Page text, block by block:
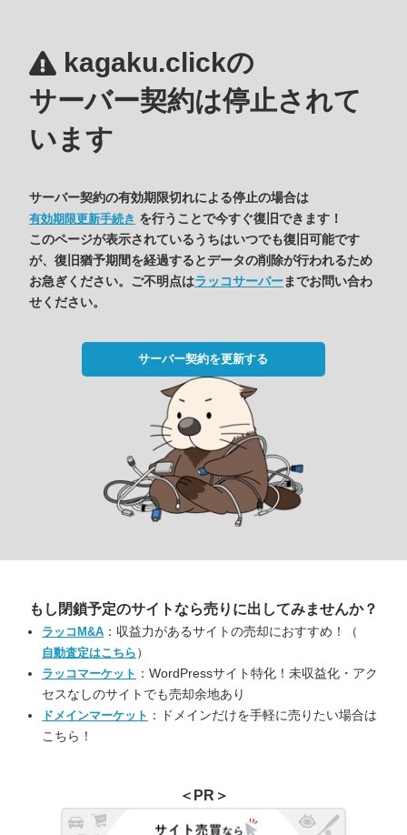
kagaku.clickの
サーバー契約は停止されて
います
サーバー契約の有効期限切れによる停止の場合は
有効期限更新手続き を行うことで今すぐ復旧できます！
このページが表示されているうちはいつでも復旧可能です
が、復旧猶予期間を経過するとデータの削除が行われるため
お急ぎください。ご不明点はラッコサーバーまでお問い合わ
せください。
サーバー契約を更新する
もし閉鎖予定のサイトなら売りに出してみませんか？
ラッコM&A ：収益力があるサイトの売却におすすめ！（
自動査定はこちら ）
ラッコマーケット ：WordPressサイト特化！未収益化・アク
セスなしのサイトでも売却余地あり
ドメインマーケット ：ドメインだけを手軽に売りたい場合は
こちら！
＜PR＞